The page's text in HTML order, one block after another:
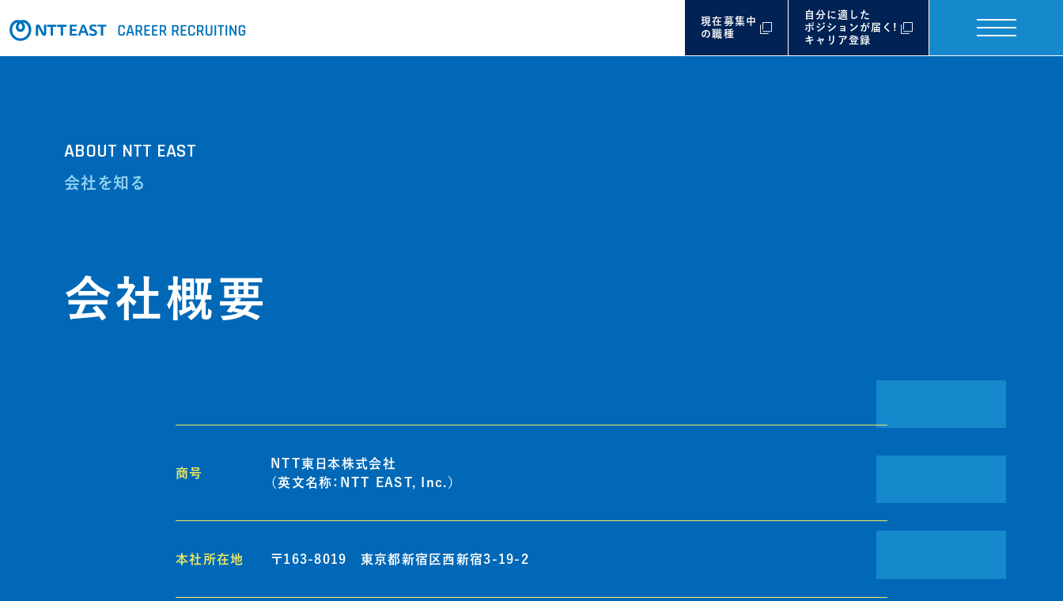
現在募集中
の職種
自分に適した
ポジションが届く!
キャリア登録
ABOUT NTT EAST
会社を知る
会社概要
商号
NTT東日本株式会社
（英文名称：NTT EAST, Inc.）
本社所在地 〒163-8019 東京都新宿区西新宿3-19-2